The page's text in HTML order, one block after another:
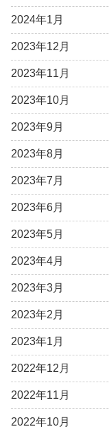
2024年1月
2023年12月
2023年11月
2023年10月
2023年9月
2023年8月
2023年7月
2023年6月
2023年5月
2023年4月
2023年3月
2023年2月
2023年1月
2022年12月
2022年11月
2022年10月